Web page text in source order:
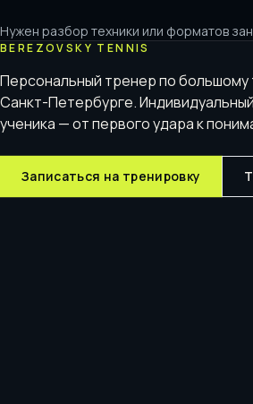
Нужен разбор техники или форматов
BEREZOVSKY TENNIS
Персональный тренер по большому
Санкт-Петербурге.
ученика — от первого удара к
Записаться на тренировку